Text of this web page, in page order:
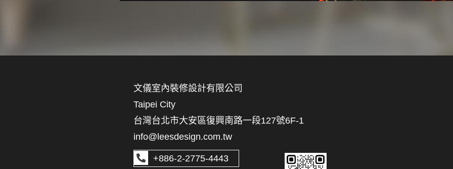
文儀室內裝修設計有限公司
Taipei City
台灣台北市大安區復興南路一段127號6F-1
info@leesdesign.com.tw
+886-2-2775-4443